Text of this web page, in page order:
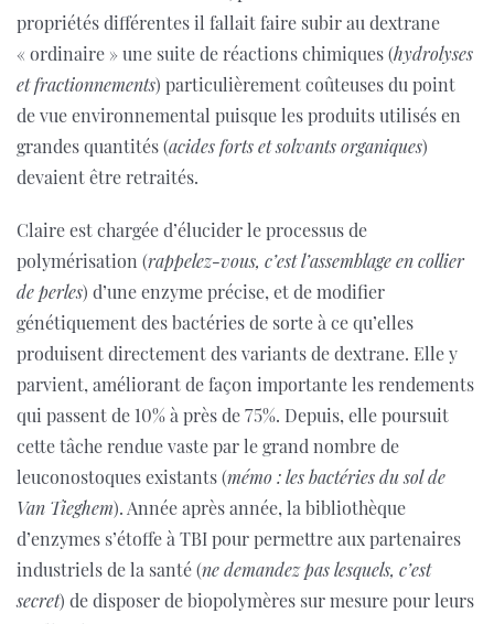
propriétés différentes il fallait faire subir au dextrane
« ordinaire » une suite de réactions chimiques (hydrolyses
et fractionnements) particulièrement coûteuses du point
de vue environnemental puisque les produits utilisés en
grandes quantités (acides forts et solvants organiques)
devaient être retraités.
Claire est chargée d’élucider le processus de
polymérisation (rappelez-vous, c’est l’assemblage en collier
de perles) d’une enzyme précise, et de modifier
génétiquement des bactéries de sorte à ce qu’elles
produisent directement des variants de dextrane. Elle y
parvient, améliorant de façon importante les rendements
qui passent de 10% à près de 75%. Depuis, elle poursuit
cette tâche rendue vaste par le grand nombre de
leuconostoques existants (mémo : les bactéries du sol de
Van Tieghem). Année après année, la bibliothèque
d’enzymes s’étoffe à TBI pour permettre aux partenaires
industriels de la santé (ne demandez pas lesquels, c’est
secret) de disposer de biopolymères sur mesure pour leurs